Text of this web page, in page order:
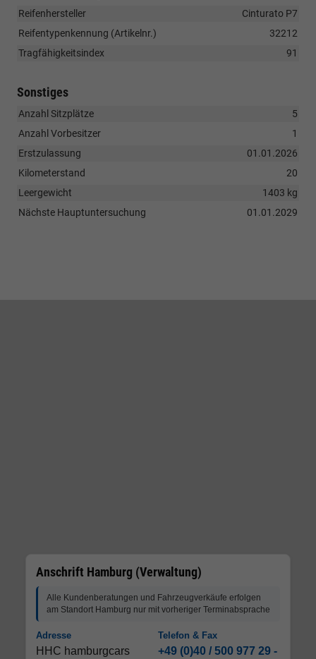
Reifenhersteller
Cinturato P7
Reifentypenkennung (Artikelnr.)
32212
Tragfähigkeitsindex
91
Sonstiges
Anzahl Sitzplätze
5
Anzahl Vorbesitzer
1
Erstzulassung
01.01.2026
Kilometerstand
20
Leergewicht
1403 kg
Nächste Hauptuntersuchung
01.01.2029
Anschrift Hamburg (Verwaltung)
Alle Kundenberatungen und Fahrzeugverkäufe erfolgen
am Standort Hamburg nur mit vorheriger Terminabsprache
Adresse
HHC hamburgcars
Telefon & Fax
+49 (0)40 / 500 977 29 -